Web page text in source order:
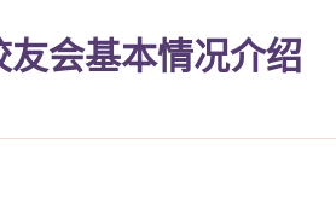
会基本情况介绍